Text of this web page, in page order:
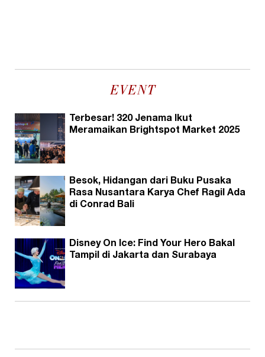
EVENT
Terbesar! 320 Jenama Ikut
Meramaikan Brightspot Market 2025
Besok, Hidangan dari Buku Pusaka
Rasa Nusantara Karya Chef Ragil Ada
di Conrad Bali
Disney On Ice: Find Your Hero Bakal
Tampil di Jakarta dan Surabaya